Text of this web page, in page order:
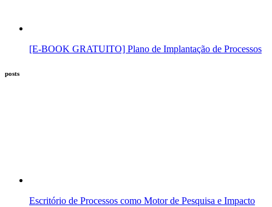
[E-BOOK GRATUITO] Plano de Implantação de Processos
posts
Escritório de Processos como Motor de Pesquisa e Impacto